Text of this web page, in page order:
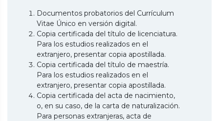
Documentos probatorios del Currículum
Vitae Único en versión digital.
Copia certificada del título de licenciatura.
Para los estudios realizados en el
extranjero, presentar copia apostillada.
Copia certificada del título de maestría.
Para los estudios realizados en el
extranjero, presentar copia apostillada.
Copia certificada del acta de nacimiento,
o, en su caso, de la carta de naturalización.
Para personas extranjeras, acta de